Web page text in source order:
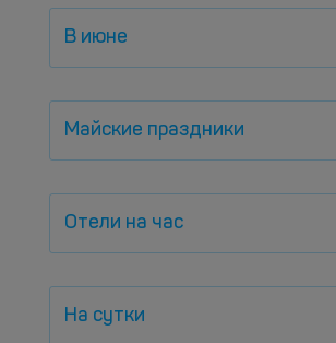
В июне
Майские праздники
Отели на час
На сутки